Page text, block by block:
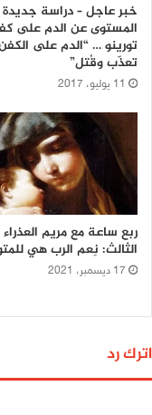
خبر عاجل – دراسة جديدة
المستوى عن الدم على
تورينو … “الدم على
تعذّب وقُتل”
11 يوليو، 2017
ربع ساعة مع مريم العذراء
الثالث: نِعم الرب هي
17 ديسمبر، 2021
اترك رد